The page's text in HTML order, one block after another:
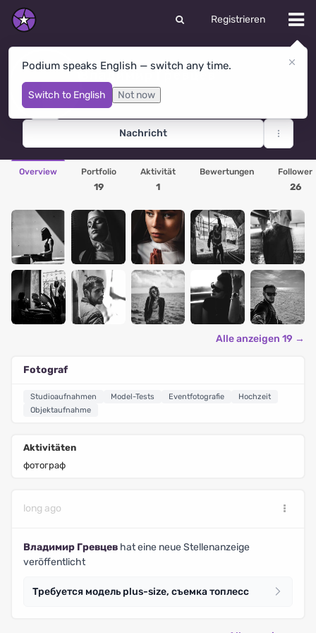
Registrieren
Podium speaks English — switch any time.
Switch to English Not now
Владимир Гревцев
Sankt Petersburg· Russland
Nachricht
Overview Portfolio
19
Aktivität
1
Bewertungen Follower
26
Alle anzeigen 19 →
Fotograf
Studioaufnahmen Model-Tests Eventfotografie
Hochzeit
Objektaufnahme
Aktivitäten
фотограф
long ago
Владимир Гревцев hat eine neue Stellenanzeige
veröffentlicht
Требуется модель plus-size, съемка топлесс